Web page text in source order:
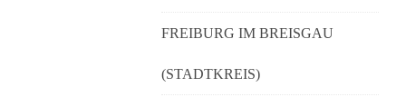
FREIBURG IM BREISGAU
(STADTKREIS)